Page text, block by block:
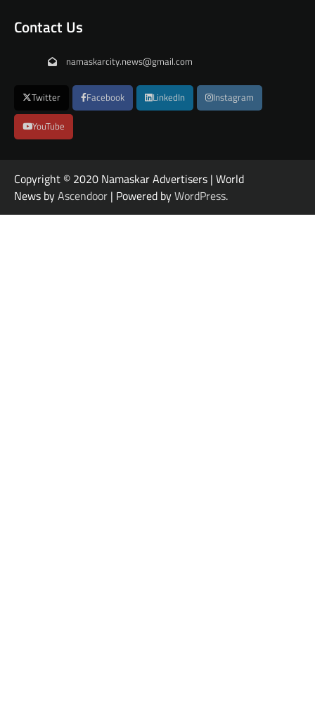
Contact Us
namaskarcity.news@gmail.com
Twitter Facebook LinkedIn Instagram
YouTube
Copyright © 2020 Namaskar Advertisers | World
News byAscendoor | Powered byWordPress.